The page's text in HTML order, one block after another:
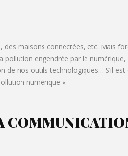
maisons connectées, etc. Mais
engendrée par le numérique,
nos outils technologiques… S’il
numérique ».